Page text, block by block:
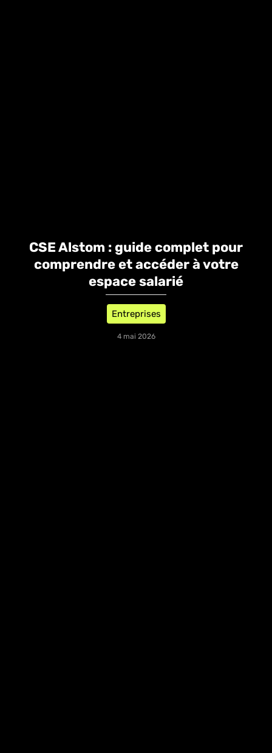
CSE Alstom : guide complet pour
comprendre et accéder à votre
espace salarié
Entreprises
4 mai 2026